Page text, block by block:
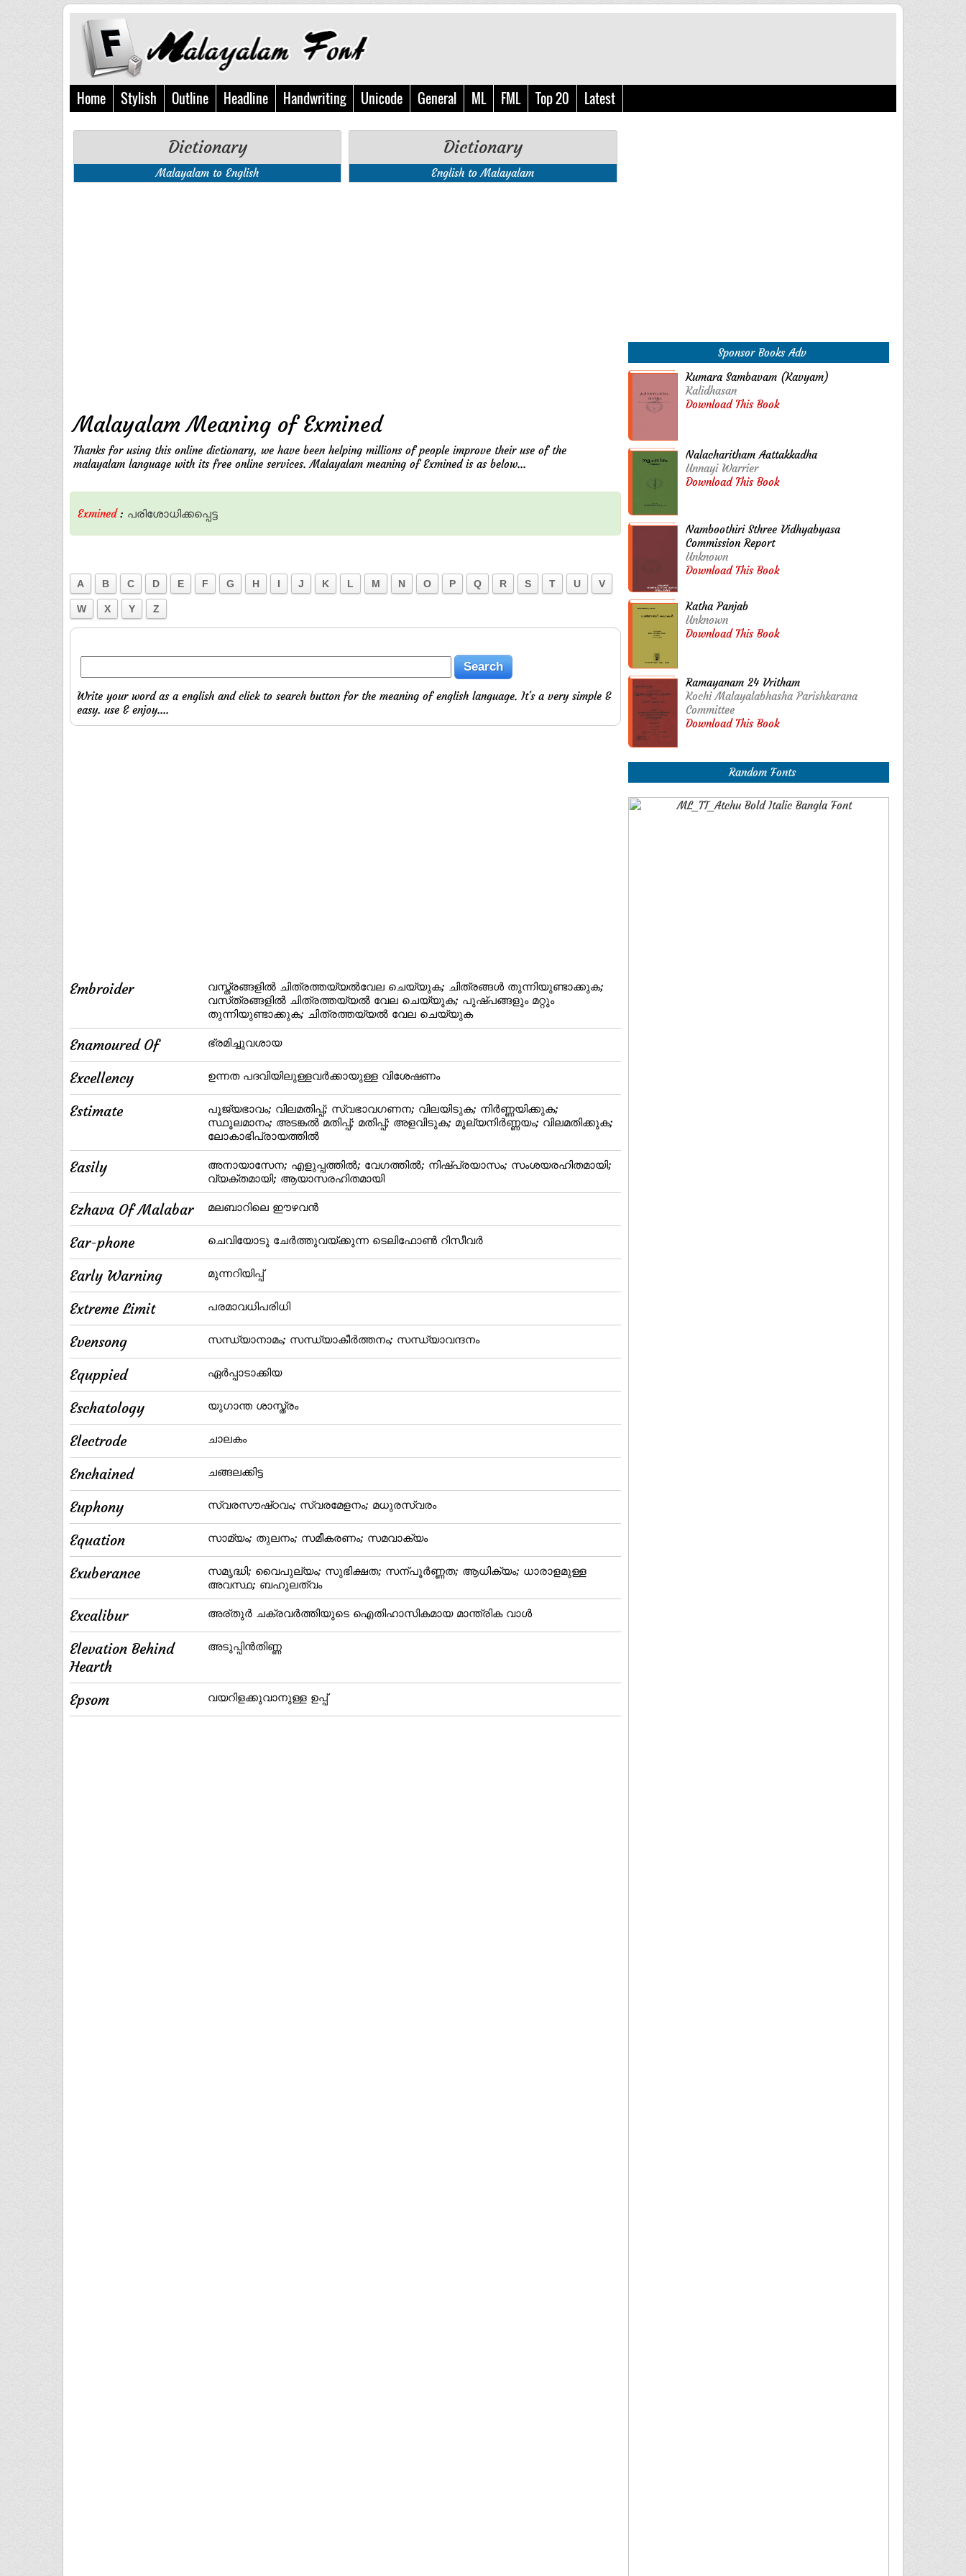
Home Stylish Outline Headline Handwriting Unicode General ML FML Top 20 Latest
Dictionary
Malayalam to English
Dictionary
English to Malayalam
Malayalam Meaning of Exmined
Thanks for using this online dictionary, we have been helping millions of people improve their use of the
malayalam language with its free online services. Malayalam meaning of Exmined is as below...
Exmined: പരിശോധിക്കപ്പെട്ട
A B C D E F G H I J K L M N O P Q R S T U V
W X Y Z
Write your word as a english and click to search button for the meaning of english language. It's a very simple &
easy. use & enjoy....
Embroider
വസ്ത്രങ്ങളില്‍ ചിത്രത്തയ്യല്‍വേല ചെയ്യുക; ചിത്രങ്ങള്‍ തുന്നിയുണ്ടാക്കുക;
വസ്‌ത്രങ്ങളില്‍ ചിത്രത്തയ്യല്‍ വേല ചെയ്യുക; പുഷ്‌പങ്ങളും മറ്റും
തുന്നിയുണ്ടാക്കുക; ചിത്രത്തയ്യല്‍ വേല ചെയ്യുക
Enamoured Of ഭ്രമിച്ചുവശായ
Excellency ഉന്നത പദവിയിലുള്ളവര്‍ക്കായുള്ള വിശേഷണം
Estimate
പൂജ്യഭാവം; വിലമതിപ്പ്‌; സ്വഭാവഗണന; വിലയിടുക; നിര്‍ണ്ണയിക്കുക;
സ്ഥൂലമാനം; അടങ്കല്‍ മതിപ്പ്; മതിപ്പ്‌; അളവിടുക; മൂല്യനിര്‍ണ്ണയം; വിലമതിക്കുക;
ലോകാഭിപ്രായത്തില്‍
Easily
അനായാസേന; എളുപ്പത്തില്‍; വേഗത്തില്‍; നിഷ്‌പ്രയാസം; സംശയരഹിതമായി;
വ്യക്തമായി; ആയാസരഹിതമായി
Ezhava Of Malabar മലബാറിലെ ഈഴവന്‍
Ear-phone ചെവിയോടു ചേര്‍ത്തുവയ്‌ക്കുന്ന ടെലിഫോണ്‍ റിസീവര്‍
Early Warning മുന്നറിയിപ്പ്‌
Extreme Limit പരമാവധിപരിധി
Evensong സന്ധ്യാനാമം; സന്ധ്യാകീര്‍ത്തനം; സന്ധ്യാവന്ദനം
Equppied ഏര്‍പ്പാടാക്കിയ
Eschatology യുഗാന്ത ശാസ്ത്രം
Electrode ചാലകം
Enchained ചങ്ങലക്കിട്ട
Euphony സ്വരസൗഷ്‌ഠവം; സ്വരമേളനം; മധുരസ്വരം
Equation സാമ്യം; തുലനം; സമീകരണം; സമവാക്യം
Exuberance
സമൃദ്ധി; വൈപുല്യം; സുഭിക്ഷത; സന്പൂര്‍ണ്ണത; ആധിക്യം; ധാരാളമുള്ള
അവസ്ഥ; ബഹുലത്വം
Excalibur അര്തുര്‍ ചക്രവര്‍ത്തിയുടെ ഐതിഹാസികമായ മാന്ത്രിക വാള്‍
Elevation Behind
Hearth
അടുപ്പിന്‍തിണ്ണ
Epsom വയറിളക്കുവാനുള്ള ഉപ്പ്‌
Sponsor Books Adv
Kumara Sambavam (Kavyam)
Kalidhasan
Download This Book
Nalacharitham Aattakkadha
Unnayi Warrier
Download This Book
Namboothiri Sthree Vidhyabyasa
Commission Report
Unknown
Download This Book
Katha Panjab
Unknown
Download This Book
Ramayanam 24 Vritham
Kochi Malayalabhasha Parishkarana
Committee
Download This Book
Random Fonts